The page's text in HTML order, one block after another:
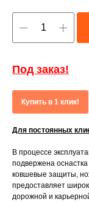
Под заказ!
Купить в 1 клик!
Для постоянных
В процессе
подвержена
ковшевые защиты,
предоставляет
дорожной и